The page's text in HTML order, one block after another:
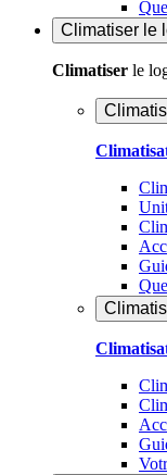
Climatiser le
Climatiser le